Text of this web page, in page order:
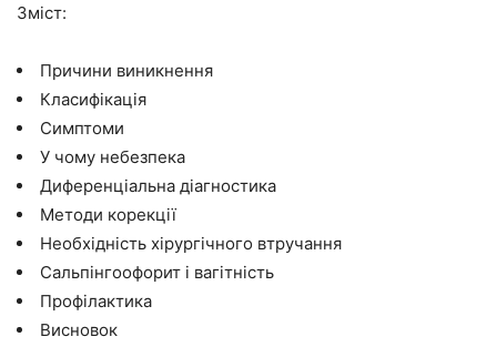
Зміст:
Причини виникнення
Класифікація
Симптоми
У чому небезпека
Диференціальна діагностика
Методи корекції
Необхідність хірургічного втручання
Сальпінгоофорит і вагітність
Профілактика
Висновок